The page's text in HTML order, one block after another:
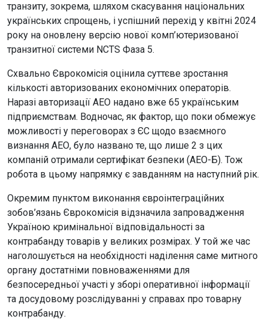
транзиту, зокрема, шляхом скасування національних
українських спрощень, і успішний перехід у квітні 2024
року на оновлену версію нової комп’ютеризованої
транзитної системи NCTS Фаза 5.
Схвально Єврокомісія оцінила суттєве зростання
кількості авторизованих економічних операторів.
Наразі авторизації АЕО надано вже 65 українським
підприємствам. Водночас, як фактор, що поки обмежує
можливості у переговорах з ЄС щодо взаємного
визнання АЕО, було названо те, що лише 2 з цих
компаній отримали сертифікат безпеки (AEO-Б). Тож
робота в цьому напрямку є завданням на наступний рік.
Окремим пунктом виконання євроінтеграційних
зобов’язань Єврокомісія відзначила запровадження
Україною кримінальної відповідальності за
контрабанду товарів у великих розмірах. У той же час
наголошується на необхідності наділення саме митного
органу достатніми повноваженнями для
безпосередньої участі у зборі оперативної інформації
та досудовому розслідуванні у справах про товарну
контрабанду.